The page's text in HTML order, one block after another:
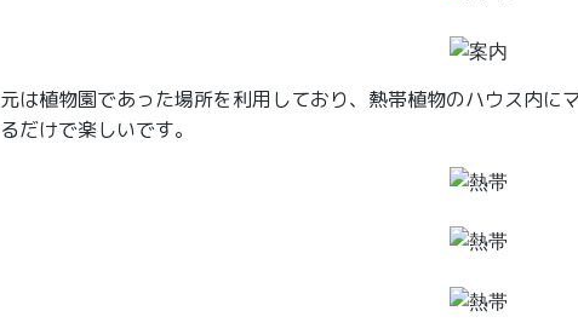
元は植物園であった場所を利用しており、熱帯植物のハウス内に
るだけで楽しいです。